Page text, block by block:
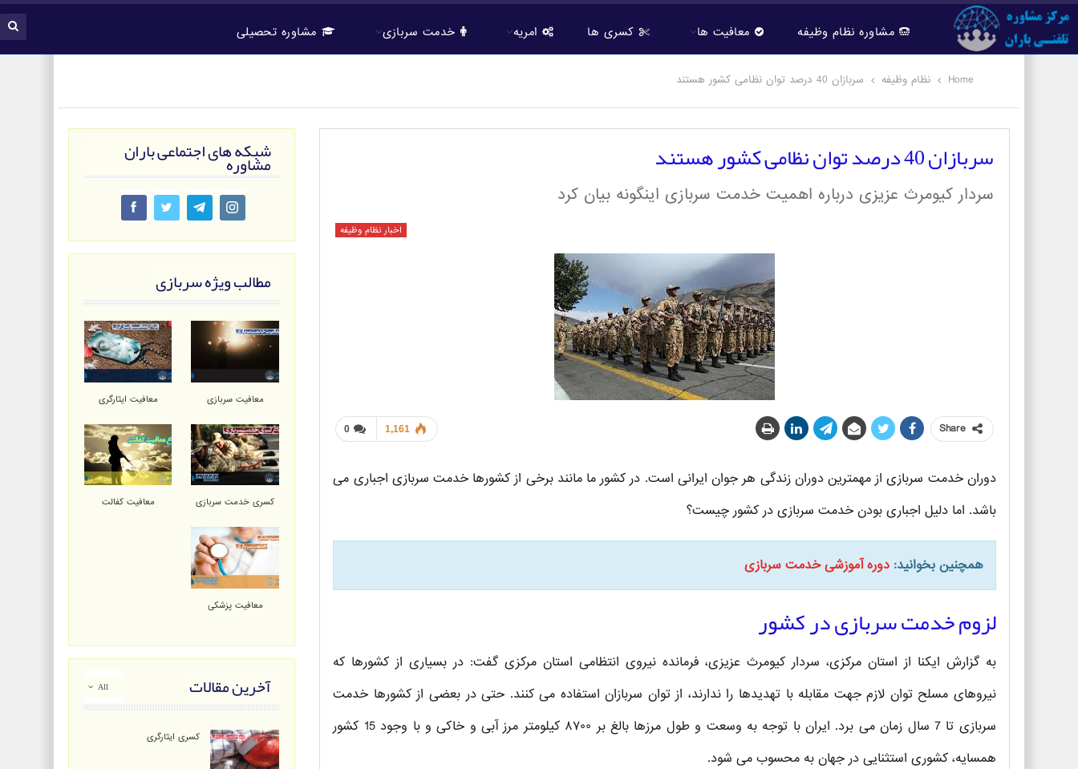
مشاوره نظام وظیفه معافیت ها کسری ها امریه خدمت سربازی مشاوره تحصیلی
Home نظام وظیفه سربازان 40 درصد توان نظامی کشور هستند
سربازان 40 درصد توان نظامی کشور هستند
سردار کیومرث عزیزی درباره اهمیت خدمت سربازی اینگونه بیان کرد
اخبار نظام وظیفه
0 1,161 Share
دوران خدمت سربازی از مهمترین دوران زندگی هر جوان ایرانی است. در کشور ما مانند برخی از کشورها خدمت سربازی اجباری می
باشد. اما دلیل اجباری بودن خدمت سربازی در کشور چیست؟
همچنین بخوانید:دوره آموزشی خدمت سربازی
لزوم خدمت سربازی در کشور
به گزارش ایکنا از استان مرکزی، سردار کیومرث عزیزی، فرمانده نیروی انتظامی استان مرکزی گفت: در بسیاری از کشورها که
نیروهای مسلح توان لازم جهت مقابله با تهدیدها را ندارند، از توان سربازان استفاده می کنند. حتی در بعضی از کشورها خدمت
سربازی تا 7 سال زمان می برد. ایران با توجه به وسعت و طول مرزها بالغ بر ۸۷۰۰ کیلومتر مرز آبی و خاکی و با وجود 15 کشور
همسایه، کشوری استثنایی در جهان به محسوب می شود.
شبکه های اجتماعی باران
مشاوره
مطالب ویژه سربازی
معافیت سربازی معافیت ایثارگری
کسری خدمت سربازی معافیت کفالت
معافیت پزشکی
All آخرین مقالات
کسری ایثارگری